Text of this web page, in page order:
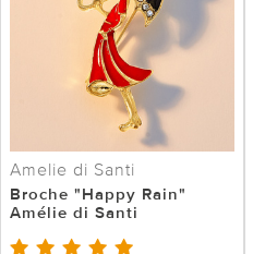
Amelie di Santi
Broche "Happy Rain"
Amélie di Santi